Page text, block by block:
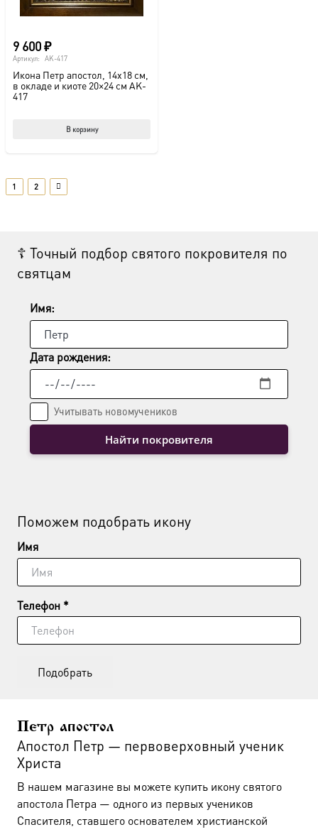
9 600₽
Артикул: AK-417
Икона Петр апостол, 14х18 см,
в окладе и киоте 20×24 см AK-
417
В корзину
1 2
☦ Точный подбор святого покровителя по
святцам
Имя:
Дата рождения:
Учитывать новомучеников
Найти покровителя
Поможем подобрать икону
Имя
Телефон *
Подобрать
Петр апостол
Апостол Петр — первоверховный ученик
Христа
В нашем магазине вы можете купить икону святого
апостола Петра — одного из первых учеников
Спасителя, ставшего основателем христианской